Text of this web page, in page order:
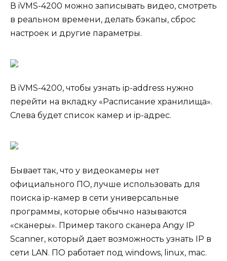
В iVMS-4200 можно записывать видео, смотреть
в реальном времени, делать бэкапы, сброс
настроек и другие параметры.
В iVMS-4200, чтобы узнать ip-address нужно
перейти на вкладку «Расписание хранилища».
Слева будет список камер и ip-адрес.
Бывает так, что у видеокамеры нет
официального ПО, лучше использовать для
поиска ip-камер в сети универсальные
программы, которые обычно называются
«сканеры». Пример такого сканера Angy IP
Scanner, который дает возможность узнать IP в
сети LAN. ПО работает под windows, linux, mac.